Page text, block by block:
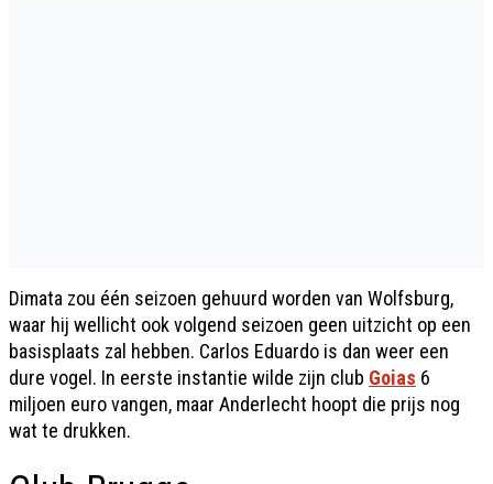
Dimata zou één seizoen gehuurd worden van Wolfsburg,
waar hij wellicht ook volgend seizoen geen uitzicht op een
basisplaats zal hebben. Carlos Eduardo is dan weer een
dure vogel. In eerste instantie wilde zijn club Goias 6
miljoen euro vangen, maar Anderlecht hoopt die prijs nog
wat te drukken.